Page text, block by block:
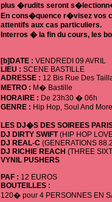
plus �rudits seront
En cons�quence r�visez vos
attentifs aux cas particuliers.
Interros � la fin du cours, les
[b]DATE : VENDREDI 09 AVRIL
LIEU : SCENE BASTILLE
ADRESSE : 12 Bis Rue Des
METRO : M� Bastille
HORAIRE : De 23h30 � 06h
GENRE : Hip Hop, Soul And
LES DJ�S DES SOIREES
DJ DIRTY SWIFT(HIP HOP
DJ REAL-C (GENERATIONS
DJ RICHIE REACH (THREE
VYNIL PUSHERS
PAF : 12 EUROS
BOUTEILLES :
120� pour 4 PERSONNES EN